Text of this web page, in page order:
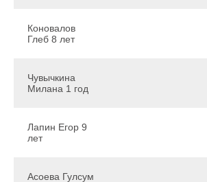
Коновалов
Глеб 8 лет
Чувычкина
Милана 1 год
Лапин Егор 9
лет
Асоева Гулсум